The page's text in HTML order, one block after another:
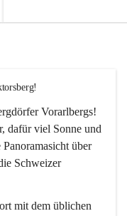
Vorarlbergs!
dafür viel Sonne und
über
Schweizer
mit dem üblichen